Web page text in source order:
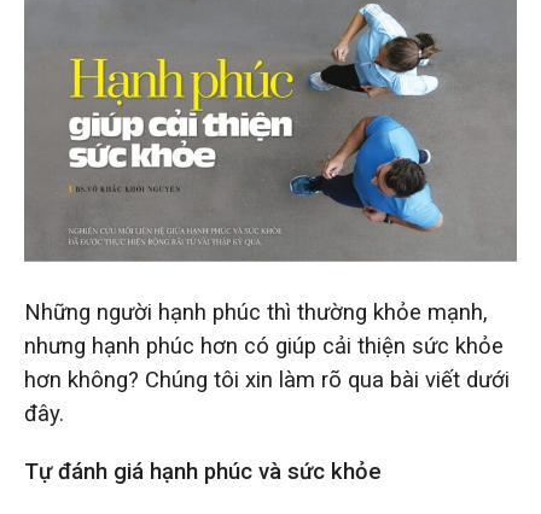
Những người hạnh phúc thì thường khỏe mạnh,
nhưng hạnh phúc hơn có giúp cải thiện sức khỏe
hơn không? Chúng tôi xin làm rõ qua bài viết dưới
đây.
Tự đánh giá hạnh phúc và sức khỏe